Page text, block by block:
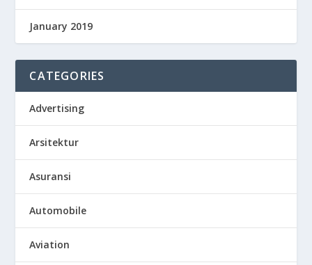
January 2019
CATEGORIES
Advertising
Arsitektur
Asuransi
Automobile
Aviation